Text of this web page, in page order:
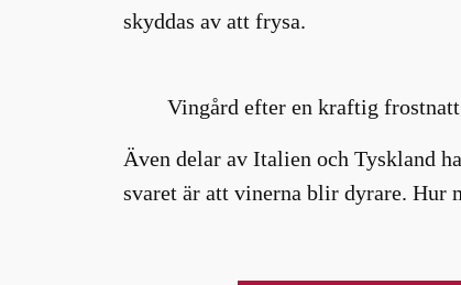
skyddas av att frysa.
Vingård efter en kraftig
Även delar av Italien och Tyskland
svaret är att vinerna blir dyrare. Hur